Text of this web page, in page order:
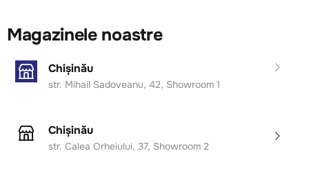
Magazinele noastre
Chișinău
str. Mihail Sadoveanu, 42, Showroom 1
Chișinău
str. Calea Orheiului, 37, Showroom 2